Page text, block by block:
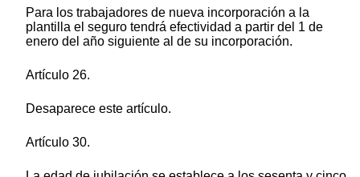
Para los trabajadores de nueva incorporación a la
plantilla el seguro tendrá efectividad a partir del 1 de
enero del año siguiente al de su incorporación.
Artículo 26.
Desaparece este artículo.
Artículo 30.